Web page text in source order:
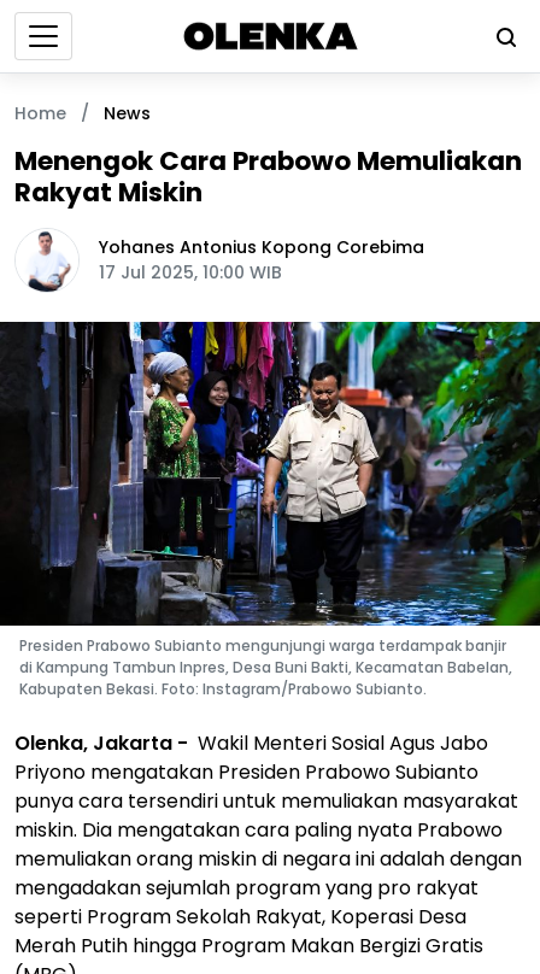
Home / News
Menengok Cara Prabowo Memuliakan
Rakyat Miskin
Yohanes Antonius Kopong Corebima
17 Jul 2025, 10:00 WIB
Presiden Prabowo Subianto mengunjungi warga terdampak banjir
di Kampung Tambun Inpres, Desa Buni Bakti, Kecamatan Babelan,
Kabupaten Bekasi. Foto: Instagram/Prabowo Subianto.
Olenka, Jakarta - Wakil Menteri Sosial Agus Jabo
Priyono mengatakan Presiden Prabowo Subianto
punya cara tersendiri untuk memuliakan masyarakat
miskin. Dia mengatakan cara paling nyata Prabowo
memuliakan orang miskin di negara ini adalah dengan
mengadakan sejumlah program yang pro rakyat
seperti Program Sekolah Rakyat, Koperasi Desa
Merah Putih hingga Program Makan Bergizi Gratis